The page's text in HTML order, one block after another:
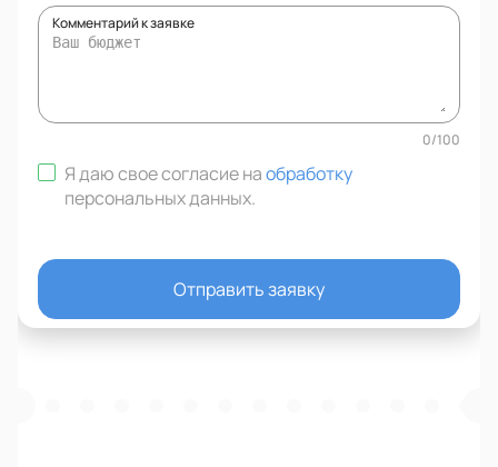
Комментарий к заявке
0/100
Я даю свое согласие наобработку
персональных данных.
Отправить заявку